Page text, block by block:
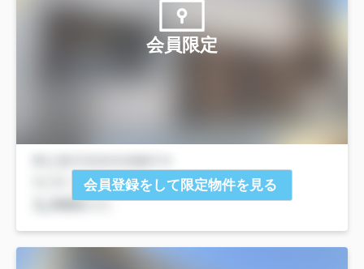
会員限定
会員登録をして限定物件を見る